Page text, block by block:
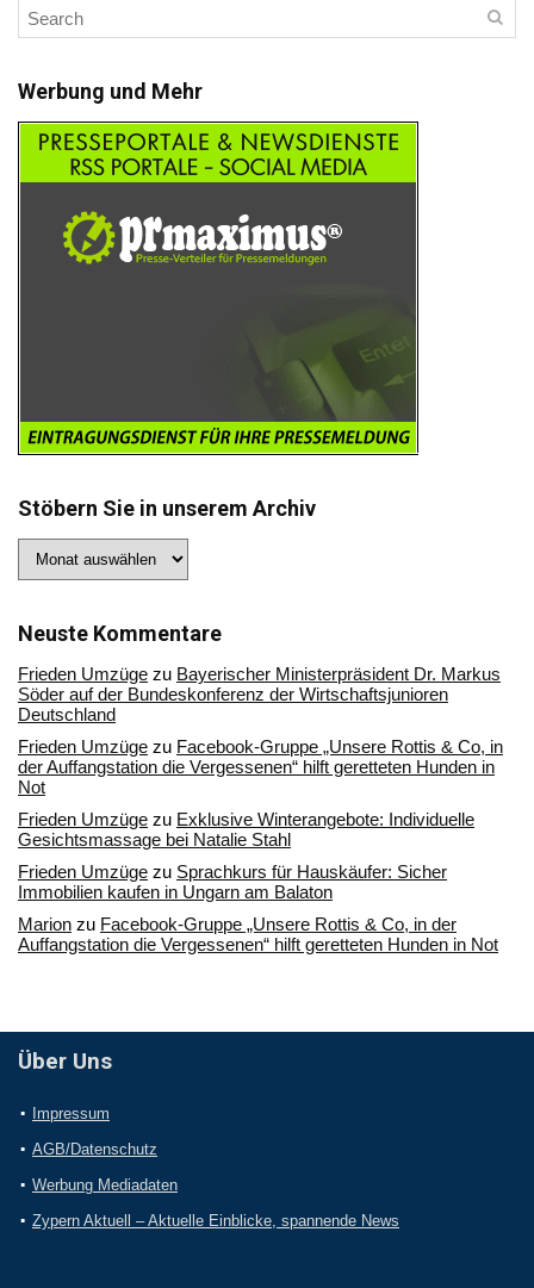
Werbung und Mehr
Stöbern Sie in unserem Archiv
Sie
Archiv
Neuste Kommentare
Frieden Umzüge zu Bayerischer Ministerpräsident Dr. Markus
Söder auf der Bundeskonferenz der Wirtschaftsjunioren
Deutschland
Frieden Umzüge zu Facebook-Gruppe „Unsere Rottis & Co, in
der Auffangstation die Vergessenen“ hilft geretteten Hunden in
Not
Frieden Umzüge zu Exklusive Winterangebote: Individuelle
Gesichtsmassage bei Natalie Stahl
Frieden Umzüge zu Sprachkurs für Hauskäufer: Sicher
Immobilien kaufen in Ungarn am Balaton
Marion zu Facebook-Gruppe „Unsere Rottis & Co, in der
Auffangstation die Vergessenen“ hilft geretteten Hunden in Not
Über Uns
Impressum
AGB/Datenschutz
Werbung Mediadaten
Zypern Aktuell – Aktuelle Einblicke, spannende News